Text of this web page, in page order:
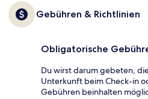
Gebühren & Richtlinien
Obligatorische
Du wirst darum gebeten,
Unterkunft beim Check-in
Gebühren beinhalten